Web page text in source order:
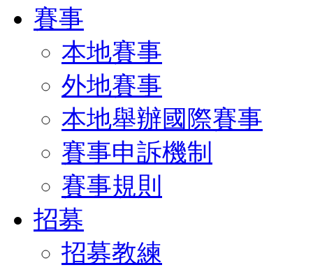
賽事
本地賽事
外地賽事
本地舉辦國際賽事
賽事申訴機制
賽事規則
招募
招募教練